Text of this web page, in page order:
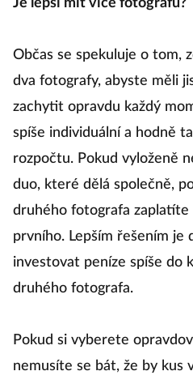
Je lepší mít více fotografů?
Občas se spekuluje o tom,
dva fotografy, abyste měli
zachytit opravdu každý
spíše individuální a hodně
rozpočtu. Pokud vyloženě
duo, které dělá společně,
druhého fotografa zaplatíte
prvního. Lepším řešením je
investovat peníze spíše do
druhého fotografa.
Pokud si vyberete
nemusíte se bát, že by kus